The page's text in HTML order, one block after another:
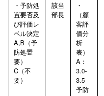
・予防処
置要否及
び評価レ
ベル決定
A,B（予
防処置
要）
C（不
要）
該当
部長
・
（顧
客評
価分
析
表）
A：
3.0-
3.5
予防